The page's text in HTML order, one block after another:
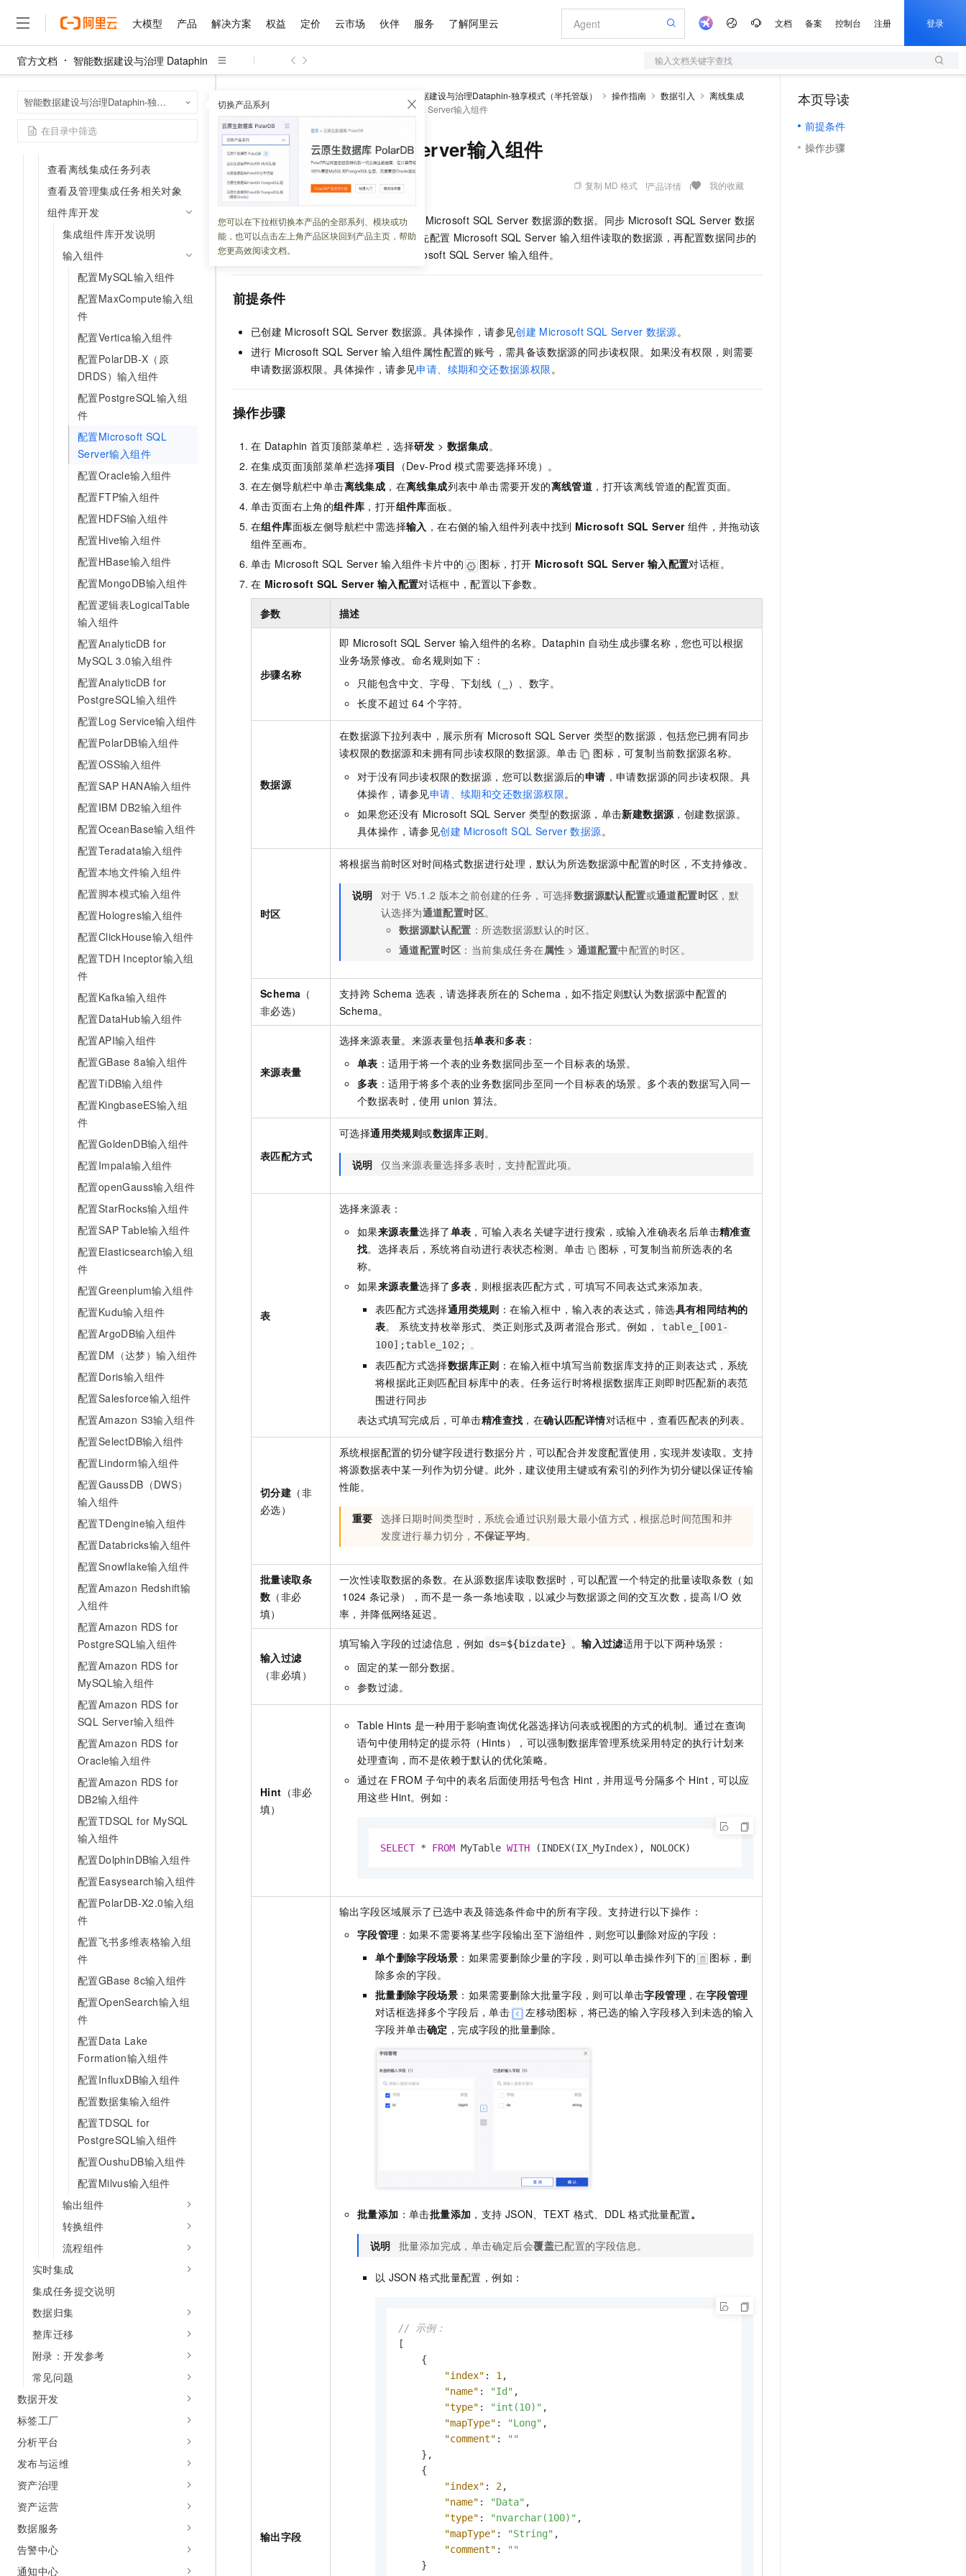
大模型 产品 解决方案 权益 定价 云市场 伙伴 服务 了解阿里云 文档 备案 控制台 注册 登录
官方文档 智能数据建设与治理 Dataphin 输入文档关键字查找
智能数据建设与治理Dataphin-独享模式（半托管版） 切换产品系列
您可以在下拉框切换本产品的全部系列、模块或功
能，也可以点击左上角产品区块回到产品主页，帮助
您更高效阅读文档。
数据集成支持的数据源
创建离线管道任务
配置集成管道质量监控
离线集成任务运行性能诊断
查看离线集成任务列表
查看及管理集成任务相关对象
组件库开发
集成组件库开发说明
输入组件
配置MySQL输入组件
配置MaxCompute输入组
件
配置Vertica输入组件
配置PolarDB-X（原
DRDS）输入组件
配置PostgreSQL输入组
件
配置Microsoft SQL
Server输入组件
配置Oracle输入组件
配置FTP输入组件
配置HDFS输入组件
配置Hive输入组件
配置HBase输入组件
配置MongoDB输入组件
配置逻辑表LogicalTable
输入组件
配置AnalyticDB for
MySQL 3.0输入组件
配置AnalyticDB for
PostgreSQL输入组件
配置Log Service输入组件
配置PolarDB输入组件
配置OSS输入组件
配置SAP HANA输入组件
配置IBM DB2输入组件
配置OceanBase输入组件
配置Teradata输入组件
配置本地文件输入组件
配置脚本模式输入组件
配置Hologres输入组件
配置ClickHouse输入组件
配置TDH Inceptor输入组
件
配置Kafka输入组件
配置DataHub输入组件
配置API输入组件
配置GBase 8a输入组件
配置TiDB输入组件
配置KingbaseES输入组
件
配置GoldenDB输入组件
配置Impala输入组件
配置openGauss输入组件
配置StarRocks输入组件
配置SAP Table输入组件
配置Elasticsearch输入组
件
配置Greenplum输入组件
配置Kudu输入组件
配置ArgoDB输入组件
配置DM（达梦）输入组件
配置Doris输入组件
配置Salesforce输入组件
配置Amazon S3输入组件
配置SelectDB输入组件
配置Lindorm输入组件
配置GaussDB（DWS）
输入组件
配置TDengine输入组件
配置Databricks输入组件
配置Snowflake输入组件
配置Amazon Redshift输
入组件
配置Amazon RDS for
PostgreSQL输入组件
配置Amazon RDS for
MySQL输入组件
配置Amazon RDS for
SQL Server输入组件
配置Amazon RDS for
Oracle输入组件
配置Amazon RDS for
DB2输入组件
配置TDSQL for MySQL
输入组件
配置DolphinDB输入组件
配置Easysearch输入组件
配置PolarDB-X2.0输入组
件
配置飞书多维表格输入组
件
配置GBase 8c输入组件
配置OpenSearch输入组
件
配置Data Lake
Formation输入组件
配置InfluxDB输入组件
配置数据集输入组件
配置TDSQL for
PostgreSQL输入组件
配置OushuDB输入组件
配置Milvus输入组件
输出组件
转换组件
流程组件
实时集成
集成任务提交说明
数据归集
整库迁移
附录：开发参考
常见问题
数据开发
标签工厂
分析平台
发布与运维
资产治理
资产运营
数据服务
告警中心
通知中心
智能数据建设与治理Dataphin-独享模式（半托管版） 操作指南 数据引入
离线集成
组件库开发
配置Microsoft SQL Server输入组件
配置Microsoft SQL Server输入组件
更新时间：2026-03-05 05:33:02 复制 MD 格式 产品详情 我的收藏
Microsoft SQL Server 输入组件用于读取 Microsoft SQL Server 数据源的数据。同步 Microsoft SQL Server 数据
源的数据至其他数据源的场景中，您需要先配置 Microsoft SQL Server 输入组件读取的数据源，再配置数据同步的
目标数据源。本文为您介绍如何配置
Microsoft SQL Server 输入组件。
前提条件
已创建 Microsoft SQL Server 数据源。具体操作，请参见创建 Microsoft SQL Server 数据源。
进行 Microsoft SQL Server 输入组件属性配置的账号，需具备该数据源的同步读权限。如果没有权限，则需要
申请数据源权限。具体操作，请参见申请、续期和交还数据源权限。
操作步骤
在 Dataphin 首页顶部菜单栏，选择研发 > 数据集成。
在集成页面顶部菜单栏选择项目 （Dev-Prod 模式需要选择环境）。
在左侧导航栏中单击离线集成 ，在离线集成列表中单击需要开发的离线管道 ，打开该离线管道的配置页面。
单击页面右上角的组件库 ，打开组件库面板。
在组件库面板左侧导航栏中需选择输入 ，在右侧的输入组件列表中找到 Microsoft SQL Server 组件，并拖动该
组件至画布。
单击 Microsoft SQL Server 输入组件卡片中的 图标，打开 Microsoft SQL Server 输入配置对话框。
在 Microsoft SQL Server 输入配置对话框中，配置以下参数。
参数 描述
步骤名称
即 Microsoft SQL Server 输入组件的名称。Dataphin 自动生成步骤名称，您也可以根据
业务场景修改。命名规则如下：
只能包含中文、字母、下划线（_）、数字。
长度不超过 64 个字符。
数据源
在数据源下拉列表中，展示所有 Microsoft SQL Server 类型的数据源，包括您已拥有同步
读权限的数据源和未拥有同步读权限的数据源。单击
图标，可复制当前数据源名称。
对于没有同步读权限的数据源，您可以数据源后的申请，申请数据源的同步读权限。具
体操作，请参见申请、续期和交还数据源权限。
如果您还没有 Microsoft SQL Server 类型的数据源，单击新建数据源，创建数据源。
具体操作，请参见创建 Microsoft SQL Server 数据源。
时区
将根据当前时区对时间格式数据进行处理，默认为所选数据源中配置的时区，不支持修改。
说明 对于 V5.1.2 版本之前创建的任务，可选择数据源默认配置或通道配置时区 ，默
认选择为通道配置时区。
数据源默认配置 ：所选数据源默认的时区。
通道配置时区 ：当前集成任务在属性 > 通道配置中配置的时区。
Schema （
非必选）
支持跨 Schema 选表，请选择表所在的 Schema，如不指定则默认为数据源中配置的
Schema。
来源表量
选择来源表量。来源表量包括单表和多表 ：
单表 ：适用于将一个表的业务数据同步至一个目标表的场景。
多表 ：适用于将多个表的业务数据同步至同一个目标表的场景。多个表的数据写入同一
个数据表时，使用 union 算法。
表匹配方式
可选择通用类规则或数据库正则。
说明 仅当来源表量选择多表时，支持配置此项。
表
选择来源表：
如果来源表量选择了单表 ，可输入表名关键字进行搜索，或输入准确表名后单击精准查
找。选择表后，系统将自动进行表状态检测。单击
图标，可复制当前所选表的名
称。
如果来源表量选择了 多表 ，则根据表匹配方式，可填写不同表达式来添加表。
表匹配方式选择通用类规则 ：在输入框中，输入表的表达式，筛选具有相同结构的
表。 系统支持枚举形式、类正则形式及两者混合形式。例如，
table_[001-
100];table_102; 。
表匹配方式选择数据库正则 ：在输入框中填写当前数据库支持的正则表达式，系统
将根据此正则匹配目标库中的表。任务运行时将根据数据库正则即时匹配新的表范
围进行同步
表达式填写完成后，可单击精准查找 ，在确认匹配详情对话框中，查看匹配表的列表。
切分建 （非
必选）
系统根据配置的切分键字段进行数据分片，可以配合并发度配置使用，实现并发读取。支持
将源数据表中某一列作为切分键。此外，建议使用主键或有索引的列作为切分键以保证传输
性能。
重要 选择日期时间类型时，系统会通过识别最大最小值方式，根据总时间范围和并
发度进行暴力切分， 不保证平均。
批量读取条
数 （非必
填）
一次性读取数据的条数。在从源数据库读取数据时，可以配置一个特定的批量读取条数（如
1024 条记录），而不是一条一条地读取，以减少与数据源之间的交互次数，提高 I/O 效
率，并降低网络延迟。
输入过滤
（非必填）
填写输入字段的过滤信息，例如 ds=${bizdate} 。输入过滤适用于以下两种场景：
固定的某一部分数据。
参数过滤。
Hint （非必
填）
Table Hints 是一种用于影响查询优化器选择访问表或视图的方式的机制。通过在查询
语句中使用特定的提示符（Hints），可以强制数据库管理系统采用特定的执行计划来
处理查询，而不是依赖于默认的优化策略。
通过在 FROM 子句中的表名后面使用括号包含 Hint，并用逗号分隔多个 Hint，可以应
用这些 Hint。例如：
SELECT * FROM MyTable WITH (INDEX(IX_MyIndex), NOLOCK)
输出字段
输出字段区域展示了已选中表及筛选条件命中的所有字段。支持进行以下操作：
字段管理 ：如果不需要将某些字段输出至下游组件，则您可以删除对应的字段：
单个删除字段场景 ：如果需要删除少量的字段，则可以单击操作列下的
图标，删
除多余的字段。
批量删除字段场景 ：如果需要删除大批量字段，则可以单击字段管理 ，在字段管理
对话框选择多个字段后，单击
左移动图标，将已选的输入字段移入到未选的输入
字段并单击确定 ，完成字段的批量删除。
批量添加 ：单击批量添加 ，支持 JSON、TEXT 格式、DDL 格式批量配置。
说明 批量添加完成，单击确定后会覆盖已配置的字段信息。
以 JSON 格式批量配置，例如：
// 示例：
[
{
"index" : 1 ,
"name" : "Id" ,
"type" : "int(10)" ,
"mapType" : "Long" ,
"comment" :
""
} ,
{
"index" : 2,
"name" : "Data" ,
"type" : "nvarchar(100)" ,
"mapType" : "String" ,
"comment" :
""
}
本页导读
前提条件
操作步骤
大模型
大模型服务平台百炼
大模型
文本生成
Qwen3.8-Max HOT
智能体时代全能旗舰模型
视觉 Coding、空间感知、多模态思考等全面升级
Kimi-K3 NEW
Kimi 最新旗舰模型，长程编程与推理利器
1M上下文，专为长程任务能力而生
图片和视频生成
HappyHorse-1.1-T2V
让文字生成流畅细腻的高质量视频
千问AI平台-Token Plan
千问AI平台-模型体验
在线体验全尺寸、多种模态的模型效果
Happy 系列大模型
新一代 AI 视频生成模型，深度适配广告营销等场景
大模型服务平台百炼-智能体
灵活可视化地构建企业级 Agent
人工智能平台 PAI
AI Native 的算法工程平台，一站式完成建模、训练、推理服务部署
大模型解决方案
快速部署 Dify，高效搭建 AI 应用
10 分钟在聊天系统中增加一个 AI 助手
在企业官网、通讯软件中为客户提供 AI 客服
即刻拥有 DeepSeek-R1 满血版 超强辅助，Bolt.diy 一步搞定创意建站
产品
精选产品
人工智能与机器学习
计算
网络与CDN
大数据计算
企业服务与云通信
域名与网站
终端用户计算
Serverless
迁移与运维管理
精选产品
大模型服务平台百炼
大模型服务与应用平台
千问大模型
多元化、高性能、安全可靠的大模型服务
无影云电脑
随时随地安全接入的云上超级电脑
云解析DNS
云原生大数据计算服务 MaxCompute
面向分析的企业级SaaS模式云数据仓库
域名与网站
对象存储 OSS
一站式AI开发、训练和推理服务
Qoder CN
基于千问大模型等，支持代码智能生成、研发智能问答
面向真实软件的智能体编程平台
云原生数据库 PolarDB
轻量应用服务器
数字证书管理服务（原SSL证书）
解决方案
精选解决方案
互联网应用开发
大数据
现代化应用
上云与迁云
精选解决方案
千问办公，解锁你的工作新方式
企业级Agent产品，直接交付可用成果
Agency Agents：拥有专属领域专家
多领域专家智能体,一键组建 AI 虚拟交付团队
HappyHorse 打造一站式影视创作平台
快速拥有专属 OpenClaw
睿译宝，AI翻译排版一步到位
GLM-5.2：长任务时代开源旗舰模型
自主进化，持久记忆，越用越聪明
Claude Code + GStack 打造工程团队
安装技能 GStack，拥有专属 AI 工程团队
从聊天伙伴进化为能主动干活的本地数字员工
低代码高效构建企业门户网站
一句话生成原生可编辑精美 PPT 文稿
输入一句话想法, 轻松生成专业的 PPT
一键部署幻兽帕鲁游戏服务器
权益 普惠上云
普惠上云 官方力荐
云服务器38元/年起，超值低价云产品抢先购
官方推荐返现计划
推荐新用户得奖励，单订单最高返9万
云工开物
高校专属算力普惠，学生认证享300元代金券
免费试用
解决方案免费试用 新老同享
最高领取价值200元试用点，立即开启云上创新
AI 产品 免费试用
1亿+ 大模型 tokens 和 30+ 款产品免费体验
140+云产品 免费试用
大模型ACA认证体验
AI 特惠
智启 AI 普惠权益
阿里云 OPC 创新助力计划
至高百万元 Token 补贴，加速一人公司成长
Qwen3.8-Max 首发尝鲜，限时加量 10 倍，夜间低至2折
千问办公，限时限量积分加倍 NEW
你的AI工作搭子，覆盖日常办公高频场景
Night Plan 支持 Qwen 3.8-Max NEW
夜间 5 折，Qwen/Meoo/TokenPlan 客户专享
AI 场景体验
图文、视频一站生成，高效打造优质广告素材
AI 建站
AI 办公
AI智能应用，一键激活高效办公新体验
AI 活动
AI 生产力先锋
先锋实践拓展 AI 生产力的边界
飞天发布时刻
定价 产品定价
了解云产品的定价详情
云上成本管理
管理和优化成本
价格计算器
自助选配和估算价格
价格优势
推动算力普惠，释放技术红利
配置报价器
一站式生成采购清单，支持单品或批量购买
阿里云 OPC 创新助力计划
Token 补贴，五大权
益加速 OPC 成功
云市场 精选商城
网站建设
多端小程序
Salesforce 国际版订阅
友盟天域
观测云
Tuya 物联网平台阿里云版
电子合同
Tableau 订阅
AI空中课堂在线直播课堂（旗舰版）
生态解决方案
行业生态解决方案
开发者生态解决方案
AI 开发和 AI 应用解决方案
数据与 API
数据集
身份实名认证
短信
OCR 文字识别
发票查验
企业应用
ERP
财税管理
400电话
广告营销
基础软件
Docker
JAVA
全能环境
Red Hat
模板小程序
建站系统
专业服务
伙伴 成为销售伙伴
分销伙伴
咨询伙伴
销售伙伴合作计划
Salesforce On Alibaba Cloud
Consulting Partner 合作计划
AI 大模型销售与服务生态合作计划
成为产品伙伴
产品生态集成认证中心
产品生态伙伴工作台
产品伙伴合作计划
数据库合作计划
云网络合作计划
Salesforce On Alibaba Cloud ISV 合作
服务生态伙伴
服务伙伴合作计划
Al MaaS 服务伙伴赋能合作
伙伴信用分合作计划
服务 售前咨询
在线服务
售后服务
自助服务
工单服务
短信专区
企业增值服务
企业支持计划
企业增值服务台
服务实践
创新中心
阿里云认证
官网公告
开发者社区
了解阿里云 为什么选择阿里云
什么是云计算
技术领先
稳定可靠
安全合规
分析师报告
研究报告与白皮书
天池大赛
云开发大赛
入门学习赛
最佳实践
云上春晚
云栖战略参考
云上的中国
看见新力量
金融模力时刻
市场活动
活动全景
魔搭 ModelScope
云工开物
科研合作
加入我们